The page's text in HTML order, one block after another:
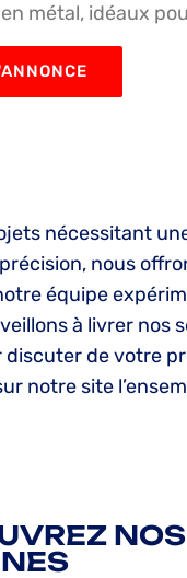
métal, idéaux
nécessitant
nous
équipe
à livrer nos
discuter de votre
notre site